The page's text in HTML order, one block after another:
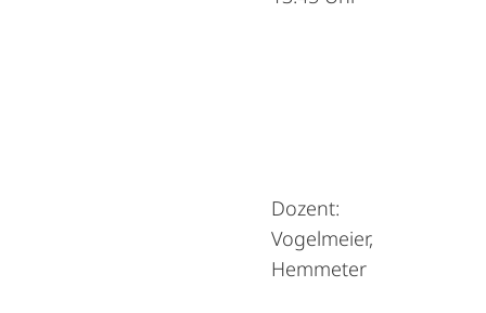
Dozent:
Vogelmeier,
Hemmeter